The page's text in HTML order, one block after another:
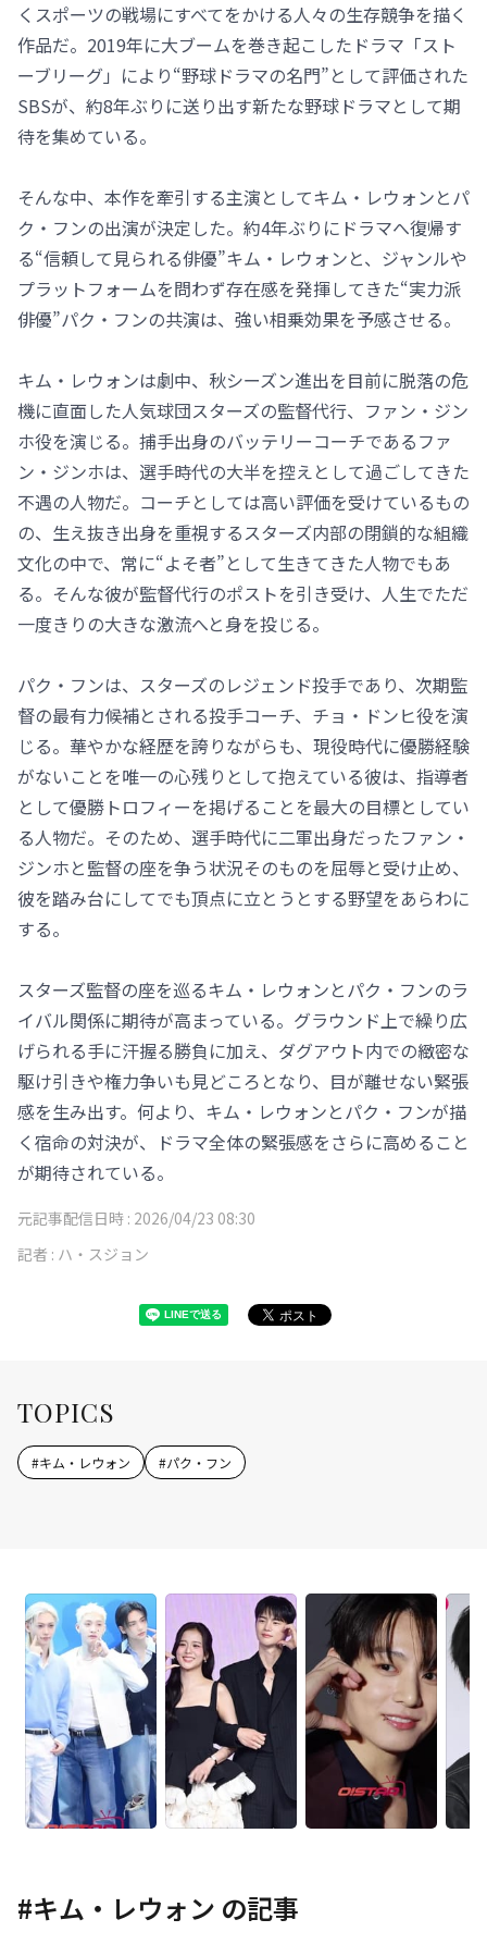
くスポーツの戦場にすべてをかける人々の生存競争を描く
作品だ。2019年に大ブームを巻き起こしたドラマ「スト
ーブリーグ」により“野球ドラマの名門”として評価された
SBSが、約8年ぶりに送り出す新たな野球ドラマとして期
待を集めている。
そんな中、本作を牽引する主演としてキム・レウォンとパ
ク・フンの出演が決定した。約4年ぶりにドラマへ復帰す
る“信頼して見られる俳優”キム・レウォンと、ジャンルや
プラットフォームを問わず存在感を発揮してきた“実力派
俳優”パク・フンの共演は、強い相乗効果を予感させる。
キム・レウォンは劇中、秋シーズン進出を目前に脱落の危
機に直面した人気球団スターズの監督代行、ファン・ジン
ホ役を演じる。捕手出身のバッテリーコーチであるファ
ン・ジンホは、選手時代の大半を控えとして過ごしてきた
不遇の人物だ。コーチとしては高い評価を受けているもの
の、生え抜き出身を重視するスターズ内部の閉鎖的な組織
文化の中で、常に“よそ者”として生きてきた人物でもあ
る。そんな彼が監督代行のポストを引き受け、人生でただ
一度きりの大きな激流へと身を投じる。
パク・フンは、スターズのレジェンド投手であり、次期監
督の最有力候補とされる投手コーチ、チョ・ドンヒ役を演
じる。華やかな経歴を誇りながらも、現役時代に優勝経験
がないことを唯一の心残りとして抱えている彼は、指導者
として優勝トロフィーを掲げることを最大の目標としてい
る人物だ。そのため、選手時代に二軍出身だったファン・
ジンホと監督の座を争う状況そのものを屈辱と受け止め、
彼を踏み台にしてでも頂点に立とうとする野望をあらわに
する。
スターズ監督の座を巡るキム・レウォンとパク・フンのラ
イバル関係に期待が高まっている。グラウンド上で繰り広
げられる手に汗握る勝負に加え、ダグアウト内での緻密な
駆け引きや権力争いも見どころとなり、目が離せない緊張
感を生み出す。何より、キム・レウォンとパク・フンが描
く宿命の対決が、ドラマ全体の緊張感をさらに高めること
が期待されている。
元記事配信日時 : 2026/04/23 08:30
記者 : ハ・スジョン
TOPICS
#キム・レウォン #パク・フン
#キム・レウォン の記事